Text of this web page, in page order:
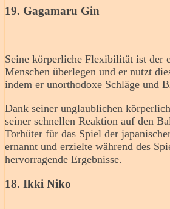
19. Gagamaru Gin
Seine körperliche Flexibilität ist der
Menschen überlegen und er nutzt
indem er unorthodoxe Schläge und
Dank seiner unglaublichen
seiner schnellen Reaktion auf den
Torhüter für das Spiel der
ernannt und erzielte während des
hervorragende Ergebnisse.
18. Ikki Niko